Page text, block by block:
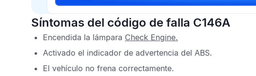
Síntomas del código de falla C146A
Encendida la lámpara Check Engine.
Activado el indicador de advertencia del ABS.
El vehículo no frena correctamente.